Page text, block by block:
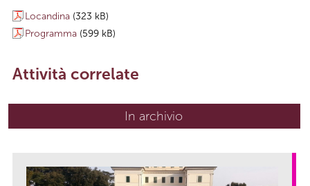
Locandina (323 kB)
Programma (599 kB)
Attività correlate
In archivio